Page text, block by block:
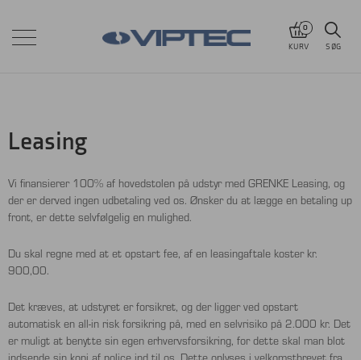
0
KURV SØG
Leasing
Vi finansierer 100% af hovedstolen på udstyr med GRENKE Leasing, og
der er derved ingen udbetaling ved os. Ønsker du at lægge en betaling up
front, er dette selvfølgelig en mulighed.
Du skal regne med at et opstart fee, af en leasingaftale koster kr.
900,00.
Det kræves, at udstyret er forsikret, og der ligger ved opstart
automatisk en all-in risk forsikring på, med en selvrisiko på 2.000 kr. Det
er muligt at benytte sin egen erhvervsforsikring, for dette skal man blot